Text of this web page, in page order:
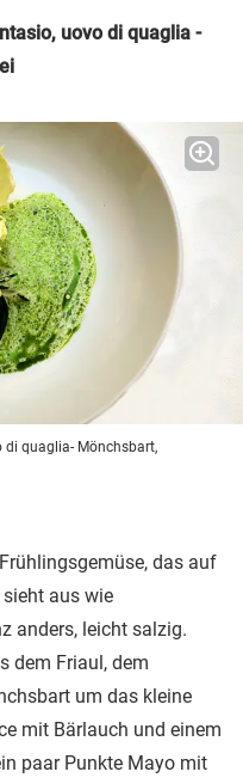
uovo di quaglia -
di quaglia- Mönchsbart,
das auf
aus wie
anders, leicht salzig.
dem Friaul, dem
um das kleine
mit Bärlauch und einem
paar Punkte Mayo mit